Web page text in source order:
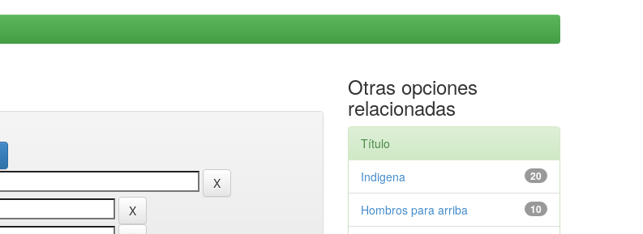
Otras opciones
relacionadas
Título
20
Indigena
10
Hombros para arriba